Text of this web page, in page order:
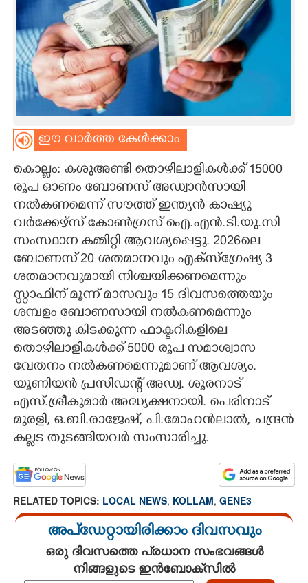
SPIRITUAL
INFO+
ART
ASTRO
CARTOONS
LITERATURE
ZOOM
CONTACT US
ഈ വാർത്ത കേൾക്കാം
കൊല്ലം: കശുഅണ്ടി തൊഴിലാളികൾക്ക് 15000
രൂപ ഓണം ബോണസ് അഡ്വാൻസായി
നൽകണമെന്ന് സൗത്ത് ഇന്ത്യൻ കാഷ്യു
വർക്കേഴ്സ് കോൺഗ്രസ് ഐ.എൻ.ടി.യു.സി
സംസ്ഥാന കമ്മിറ്റി ആവശ്യപ്പെട്ടു. 2026ലെ
ബോണസ് 20 ശതമാനവും എക്സ്ഗ്രേഷ്യ 3
ശതമാനവുമായി നിശ്ചയിക്കണമെന്നും
സ്റ്റാഫിന് മൂന്ന് മാസവും 15 ദിവസത്തെയും
ശമ്പളം ബോണസായി നൽകണമെന്നും
അടഞ്ഞു കിടക്കുന്ന ഫാക്ടറികളിലെ
തൊഴിലാളികൾക്ക് 5000 രൂപ സമാശ്വാസ
വേതനം നൽകണമെന്നുമാണ് ആവശ്യം.
യൂണിയൻ പ്രസിഡന്റ് അഡ്വ. ശൂരനാട്
എസ്.ശ്രീകുമാർ അദ്ധ്യക്ഷനായി. പെരിനാട്
മുരളി, ഒ.ബി.രാജേഷ്, പി.മോഹൻലാൽ, ചന്ദ്രൻ
കല്ലട തുടങ്ങിയവർ സംസാരിച്ചു.
RELATED TOPICS: LOCAL NEWS, KOLLAM, GENE3
അപ്ഡേറ്റായിരിക്കാം ദിവസവും
ഒരു ദിവസത്തെ പ്രധാന സംഭവങ്ങൾ
നിങ്ങളുടെ ഇൻബോക്സിൽ